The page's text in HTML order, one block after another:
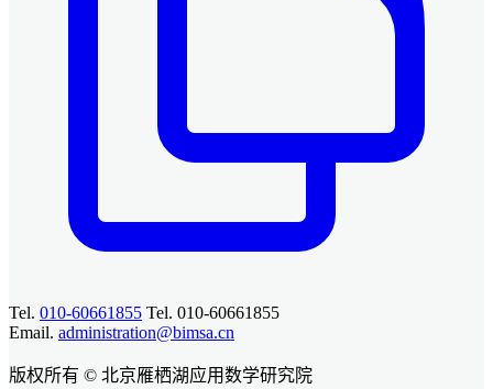
Tel. 010-60661855 Tel. 010-60661855
Email. administration@bimsa.cn
版权所有 © 北京雁栖湖应用数学研究院